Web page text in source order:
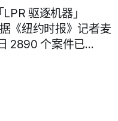
驱逐机器」
《纽约时报》记者麦
2890 个案件已…